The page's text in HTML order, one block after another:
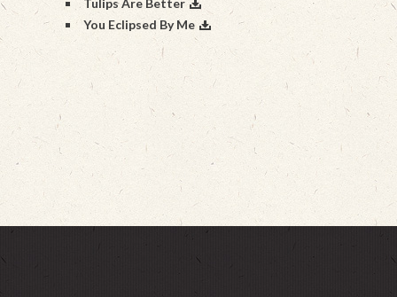
Tulips Are Better
You Eclipsed By Me